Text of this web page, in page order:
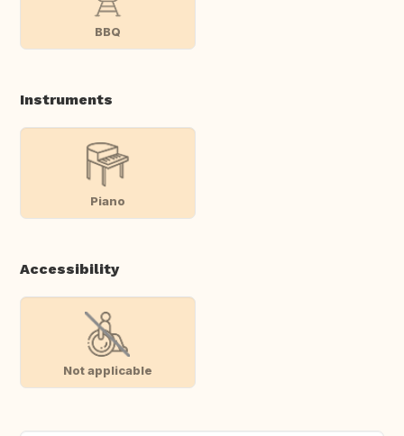
BBQ
Instruments
Piano
Accessibility
Not applicable